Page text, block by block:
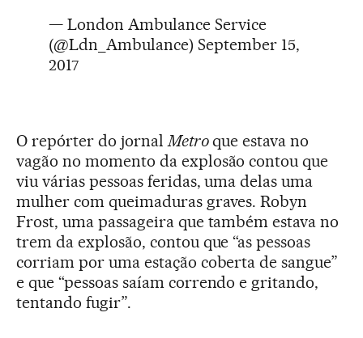
— London Ambulance Service
(@Ldn_Ambulance) September 15,
2017
O repórter do jornalMetroque estava no
vagão no momento da explosão contou que
viu várias pessoas feridas, uma delas uma
mulher com queimaduras graves. Robyn
Frost, uma passageira que também estava no
trem da explosão, contou que “as pessoas
corriam por uma estação coberta de sangue”
e que “pessoas saíam correndo e gritando,
tentando fugir”.